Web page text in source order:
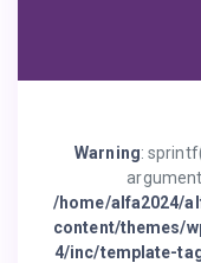
Warning:
/home/alfa2024/
content/themes/
4/inc/template-